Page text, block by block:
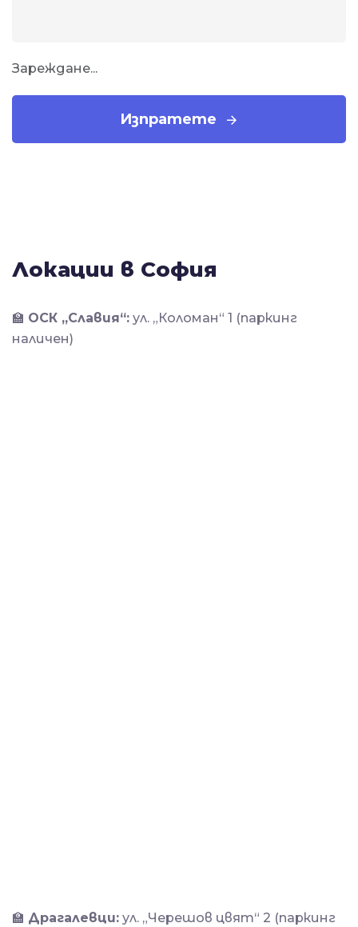
Зареждане...
Изпратете
Локации в София
🏫 ОСК „Славия“: ул. „Коломан“ 1 (паркинг
наличен)
🏫 Драгалевци: ул. „Черешов цвят“ 2 (паркинг